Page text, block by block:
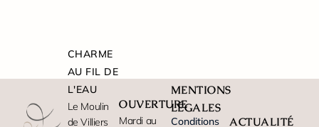
CHARME
AU FIL DE
L'EAU
Le Moulin
de Villiers
OUVERTURE
Mardi au
MENTIONS
LÉGALES
Conditions
ACTUALITÉ